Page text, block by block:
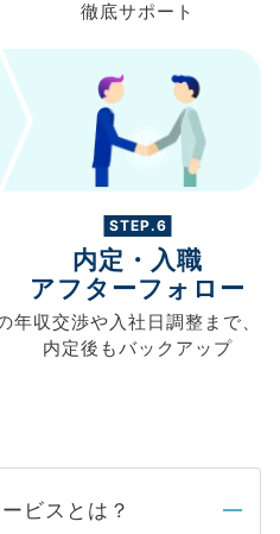
徹底サポート
STEP.6
内定・入職
アフターフォロー
年収交渉や入社日調整まで、
内定後もバックアップ
ビスとは？